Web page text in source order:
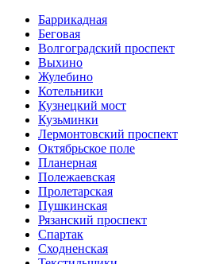
Баррикадная
Беговая
Волгоградский проспект
Выхино
Жулебино
Котельники
Кузнецкий мост
Кузьминки
Лермонтовский проспект
Октябрьское поле
Планерная
Полежаевская
Пролетарская
Пушкинская
Рязанский проспект
Спартак
Сходненская